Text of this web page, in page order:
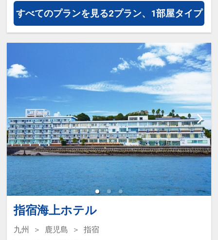
オプションでレンタカーや現地交
通・体験プランなどの追加（同時予
約）が可能なプランもございます。
指宿フェニックスホテルは全室オー
シャンビューの客室となります。
大浴場の奥にはデトックス効果が期
待出来ると言われる砂蒸し温泉があ
り、全天候型で、雨の日でもご利用
頂けます。
【食事内容】
レストランまたは宴会場にて和洋バ
イキング又は和定食（※お選びいた
す。
すべてのプランを見る2プラン、1部屋タイプ
指宿海上ホテル
九州 鹿児島
指宿